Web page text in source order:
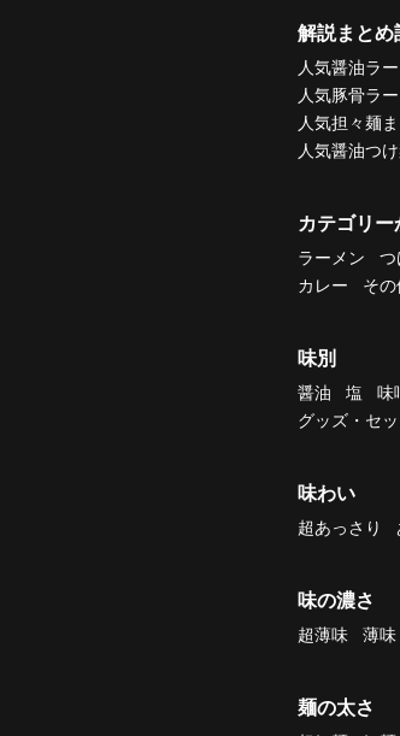
解説まとめ
人気醤油ラ
人気豚骨ラ
人気担々麺
人気醤油つ
カテゴリー
ラーメン つ
カレー
その
味別
醤油 塩 味
グッズ・セッ
味わい
超あっさり
味の濃さ
超薄味 薄味
麺の太さ